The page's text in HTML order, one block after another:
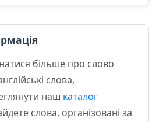
більше про слово
слова,
наш каталог
слова, організовані за